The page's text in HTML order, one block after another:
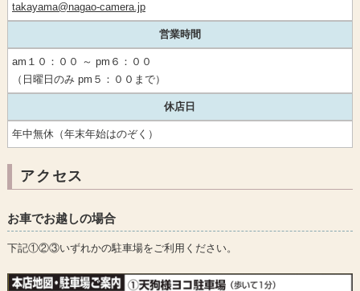
takayama@nagao-camera.jp
営業時間
am１０：００ ～ pm６：００
（日曜日のみ pm５：００まで）
休店日
年中無休（年末年始はのぞく）
アクセス
お車でお越しの場合
下記①②③いずれかの駐車場をご利用ください。